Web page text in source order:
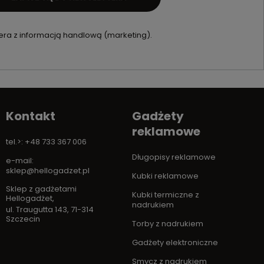
z informacją handlową (marketing).
Kontakt
tel.>: +48 733 367 006
e-mail:
sklep@hellogadzet.pl
Sklep z gadżetami
Hellogadżet,
ul. Traugutta 143, 71-314
Szczecin
Gadżety
reklamowe
Długopisy reklamowe
Kubki reklamowe
Kubki termiczne z
nadrukiem
Torby z nadrukiem
Gadżety elektroniczne
Smycz z nadrukiem